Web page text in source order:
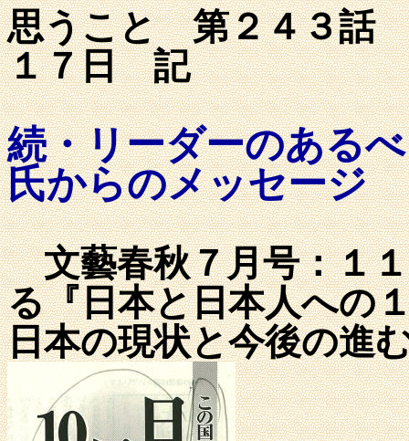
思うこと 第２
１７日 記
続・リーダーのある
氏からのメッセージ
文藝春秋７月号：１１
る『日本と日本人への
日本の現状と今後の進